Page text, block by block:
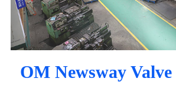
OM Newsway Valve